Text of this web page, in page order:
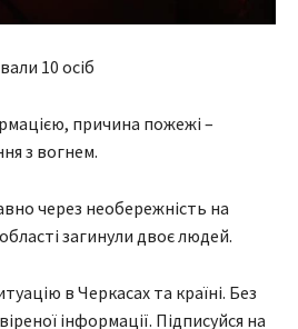
10 осіб
причина пожежі –
з вогнем.
через необережність на
загинули двоє людей.
в Черкасах та країні. Без
інформації. Підписуйся на